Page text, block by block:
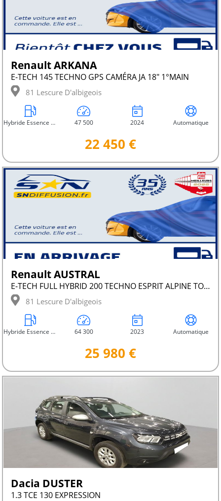
Renault ARKANA
E-TECH 145 TECHNO GPS CAMÉRA JA 18" 1°MAIN
81 Lescure D'albigeois
Hybride Essence Non Rechargeable 47 500 2024 Automatique
22 450 €
Renault AUSTRAL
E-TECH FULL HYBRID 200 TECHNO ESPRIT ALPINE TOIT PANO CAMÉRA
81 Lescure D'albigeois
Hybride Essence Non Rechargeable 64 300 2023 Automatique
25 980 €
Dacia DUSTER
1.3 TCE 130 EXPRESSION